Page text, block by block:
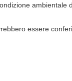
essere